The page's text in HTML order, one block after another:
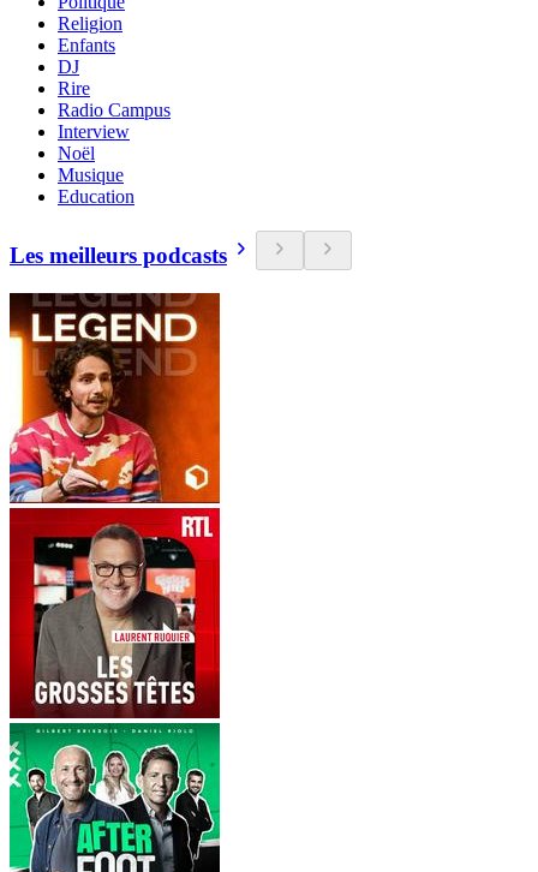
Religion
Enfants
DJ
Rire
Radio Campus
Interview
Noël
Musique
Education
Les meilleurs podcasts